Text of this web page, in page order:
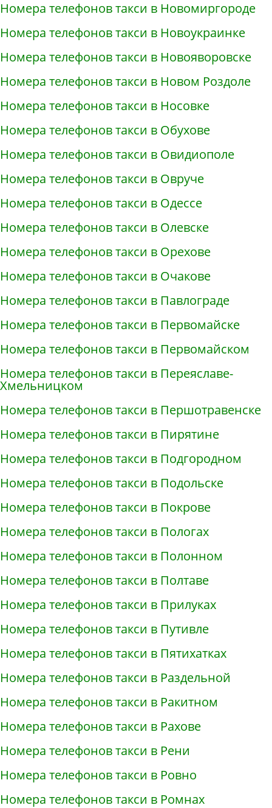
Номера телефонов такси в Новомиргороде
Номера телефонов такси в Новоукраинке
Номера телефонов такси в Новояворовске
Номера телефонов такси в Новом Роздоле
Номера телефонов такси в Носовке
Номера телефонов такси в Обухове
Номера телефонов такси в Овидиополе
Номера телефонов такси в Овруче
Номера телефонов такси в Одессе
Номера телефонов такси в Олевске
Номера телефонов такси в Орехове
Номера телефонов такси в Очакове
Номера телефонов такси в Павлограде
Номера телефонов такси в Первомайске
Номера телефонов такси в Первомайском
Номера телефонов такси в Переяславе-
Хмельницком
Номера телефонов такси в Першотравенске
Номера телефонов такси в Пирятине
Номера телефонов такси в Подгородном
Номера телефонов такси в Подольске
Номера телефонов такси в Покрове
Номера телефонов такси в Пологах
Номера телефонов такси в Полонном
Номера телефонов такси в Полтаве
Номера телефонов такси в Прилуках
Номера телефонов такси в Путивле
Номера телефонов такси в Пятихатках
Номера телефонов такси в Раздельной
Номера телефонов такси в Ракитном
Номера телефонов такси в Рахове
Номера телефонов такси в Рени
Номера телефонов такси в Ровно
Номера телефонов такси в Ромнах